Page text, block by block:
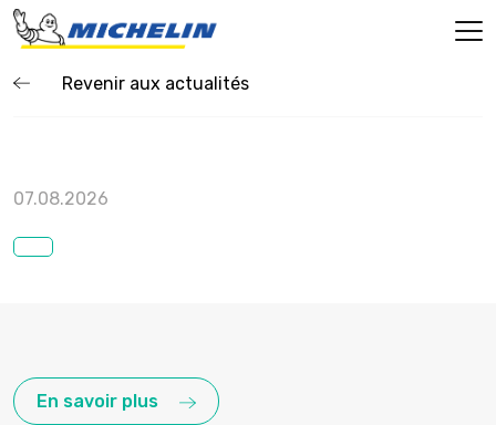
Revenir aux actualités
07.08.2026
En savoir plus